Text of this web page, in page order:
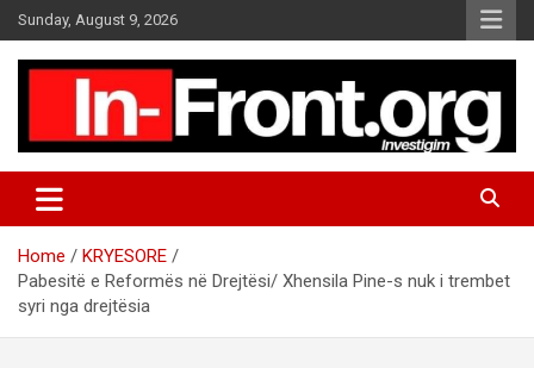
k
Sunday, August 9, 2026
Home
KRYESORE
Pabesitë e Reformës në Drejtësi/ Xhensila Pine-s nuk i trembet
syri nga drejtësia